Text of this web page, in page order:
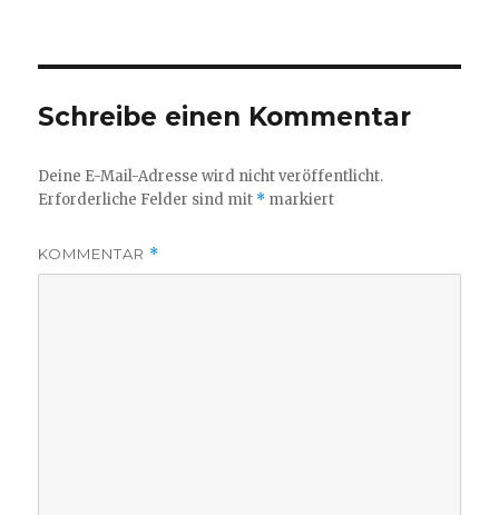
Schreibe einen Kommentar
Deine E-Mail-Adresse wird nicht veröffentlicht.
Erforderliche Felder sind mit * markiert
KOMMENTAR *